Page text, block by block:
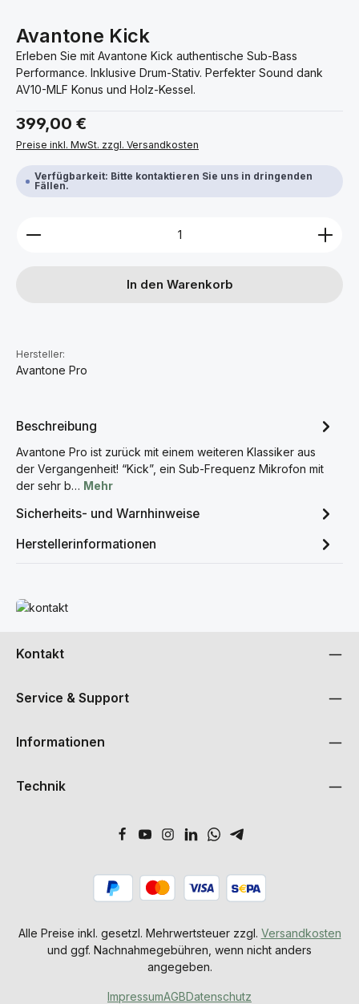
Avantone Kick
Erleben Sie mit Avantone Kick authentische Sub-Bass
Performance. Inklusive Drum-Stativ. Perfekter Sound dank
AV10-MLF Konus und Holz-Kessel.
Regulärer Preis:
399,00 €
Preise inkl. MwSt. zzgl. Versandkosten
Verfügbarkeit: Bitte kontaktieren Sie uns in dringenden
Fällen.
Produkt Anzahl: Gib den gewünschten Wert ein
In den Warenkorb
Hersteller:
Avantone Pro
Beschreibung
Avantone Pro ist zurück mit einem weiteren Klassiker aus
der Vergangenheit! “Kick”, ein Sub-Frequenz Mikrofon mit
der sehr b… Mehr
Sicherheits- und Warnhinweise
Herstellerinformationen
Mehr erfahren
Kontakt
Service & Support
Informationen
Technik
Alle Preise inkl. gesetzl. Mehrwertsteuer zzgl. Versandkosten
und ggf. Nachnahmegebühren, wenn nicht anders
angegeben.
ImpressumAGBDatenschutz